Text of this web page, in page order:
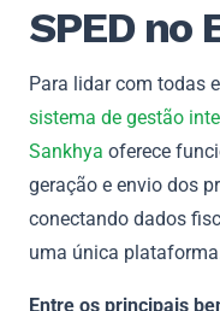
SPED no
Para lidar com todas
sistema de gestão
Sankhya oferece
geração e envio dos
conectando dados
uma única
Entre os principais